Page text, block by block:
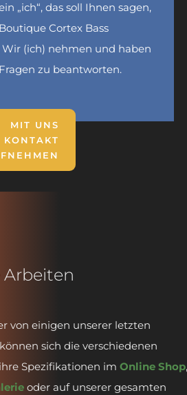
„ich“, das soll Ihnen sagen,
Cortex Bass
(ich) nehmen und haben
zu beantworten.
MIT UNS
KONTAKT
Arbeiten
von einigen unserer letzten
sich die verschiedenen
Spezifikationen im Online Shop,
oder auf unserer gesamten